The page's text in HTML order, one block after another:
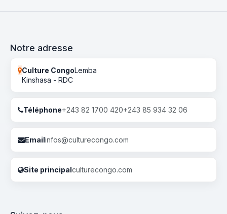
Notre adresse
Culture CongoLemba
Kinshasa - RDC
Téléphone+243 82 1700 420+243 85 934 32 06
Emailinfos@culturecongo.com
Site principalculturecongo.com